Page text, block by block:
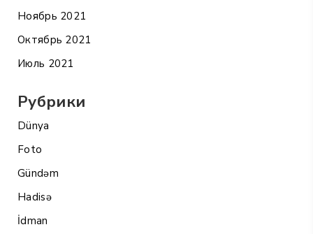
Ноябрь 2021
Октябрь 2021
Июль 2021
Рубрики
Dünya
Foto
Gündəm
Hadisə
İdman